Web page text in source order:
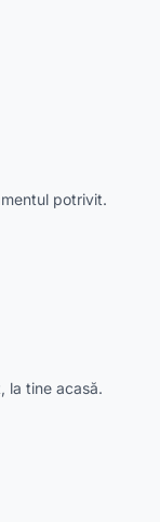
potrivit.
la tine acasă.